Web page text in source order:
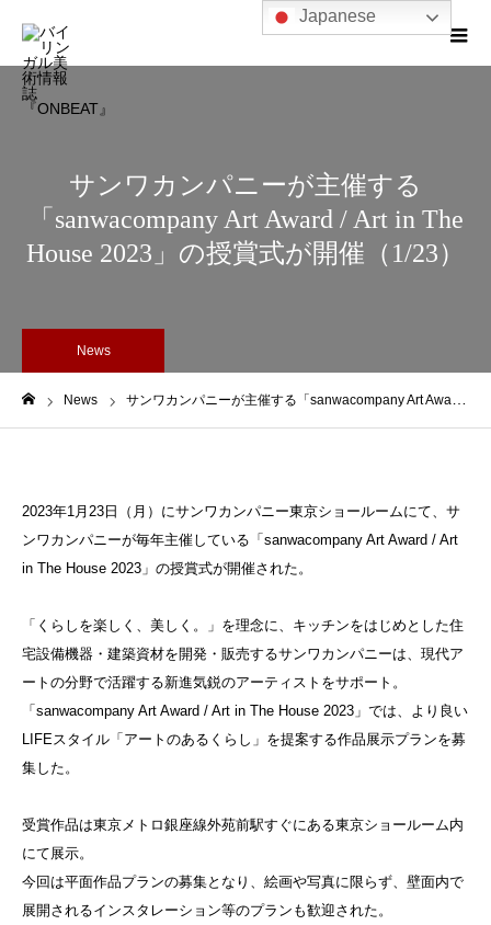
サンワカンパニーが主催する
「sanwacompany Art Award / Art in The
House 2023」の授賞式が開催（1/23）
News
News サンワカンパニーが主催する「sanwacompany Art Award / Art in The House 2023」の授賞式が開催（1/23）
2023年1月23日（月）にサンワカンパニー東京ショールームにて、サ
ンワカンパニーが毎年主催している「sanwacompany Art Award / Art
in The House 2023」の授賞式が開催された。
「くらしを楽しく、美しく。」を理念に、キッチンをはじめとした住
宅設備機器・建築資材を開発・販売するサンワカンパニーは、現代ア
ートの分野で活躍する新進気鋭のアーティストをサポート。
「sanwacompany Art Award / Art in The House 2023」では、より良い
LIFEスタイル「アートのあるくらし」を提案する作品展示プランを募
集した。
受賞作品は東京メトロ銀座線外苑前駅すぐにある東京ショールーム内
にて展示。
今回は平面作品プランの募集となり、絵画や写真に限らず、壁面内で
展開されるインスタレーション等のプランも歓迎された。
Japanese